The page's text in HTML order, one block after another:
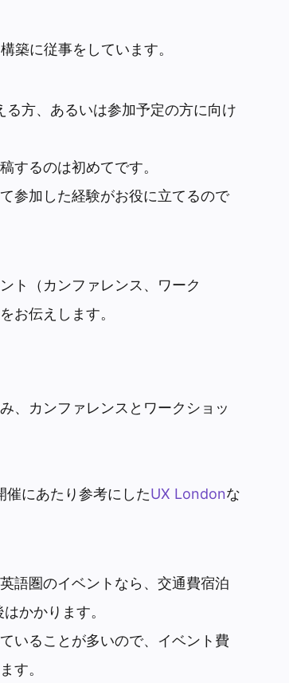
築に従事をしています。
方、あるいは参加予定の方に向け
するのは初めてです。
参加した経験がお役に立てるので
ト（カンファレンス、ワーク
お伝えします。
、カンファレンスとワークショッ
催にあたり参考にしたUX Londonな
語圏のイベントなら、交通費宿泊
かかります。
いることが多いので、イベント費
す。